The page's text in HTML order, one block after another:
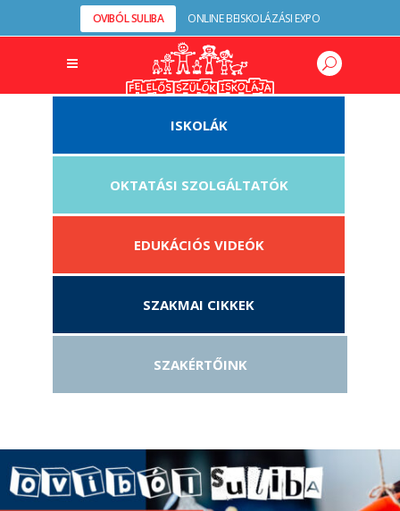
OVIBÓL SULIBA ONLINE BEISKOLÁZÁSI EXPO
ISKOLÁK
OKTATÁSI SZOLGÁLTATÓK
EDUKÁCIÓS VIDEÓK
SZAKMAI CIKKEK
SZAKÉRTŐINK